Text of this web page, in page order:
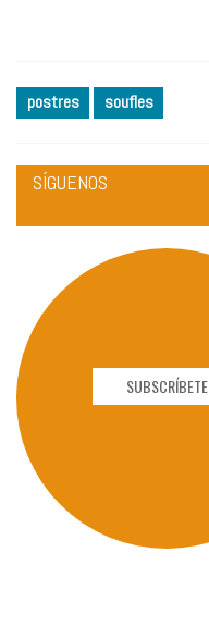
postres soufles
SÍGUENOS
SUBSCRÍBETE